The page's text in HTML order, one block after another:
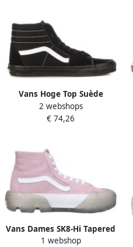
Vans Hoge Top Suède
Canvas Sneaker Zwart
2 webshops
€ 74,26
Vans Dames SK8-Hi Tapered
Modular Jelly Schoenen
1 webshop